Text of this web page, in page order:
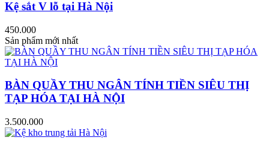
Kệ sắt V lỗ tại Hà Nội
450.000
Sản phẩm mới nhất
BÀN QUẦY THU NGÂN TÍNH TIỀN SIÊU THỊ
TẠP HÓA TẠI HÀ NỘI
3.500.000